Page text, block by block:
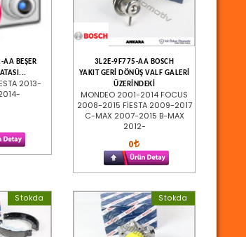
BEŞER
2013-
3L2E-9F775-AA BOSCH
YAKIT GERİ DÖNÜŞ VALF GALERİ
ÜZERİNDEKİ
MONDEO 2001-2014 FOCUS
2008-2015 FİESTA 2009-2017
C-MAX 2007-2015 B-MAX
2012-
0
Stokda Stokda